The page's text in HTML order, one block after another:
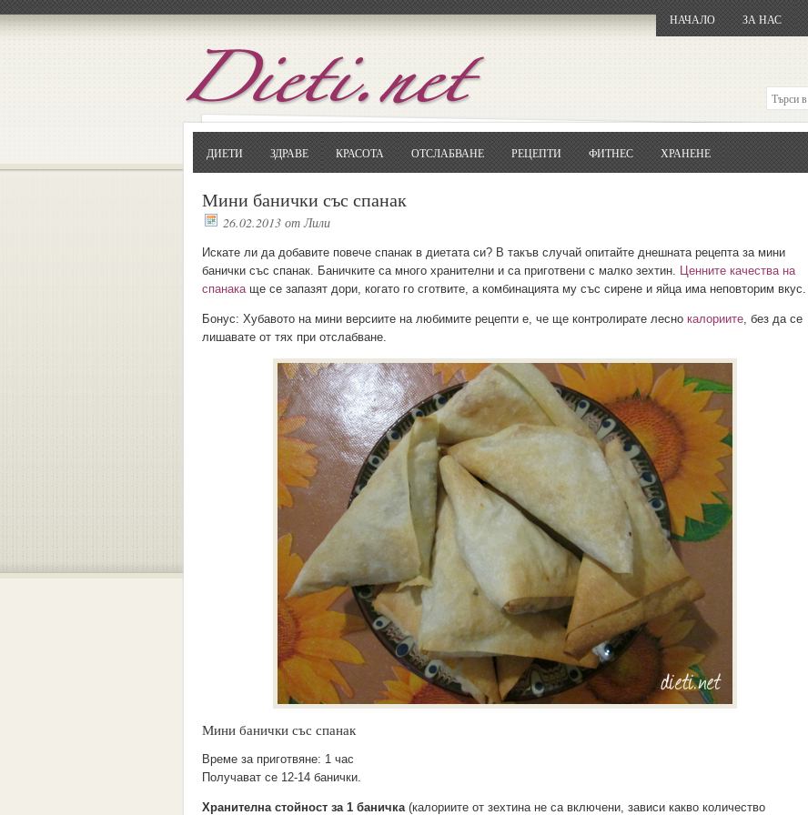
НАЧАЛО ЗА НАС
ДИЕТИ ЗДРАВЕ КРАСОТА ОТСЛАБВАНЕ РЕЦЕПТИ ФИТНЕС ХРАНЕНЕ
Мини банички със спанак
26.02.2013 отЛили
Искате ли да добавите повече спанак в диетата си? В такъв случай опитайте днешната рецепта за мини
банички със спанак. Баничките са много хранителни и са приготвени с малко зехтин. Ценните качества на
спанакаще се запазят дори, когато го сготвите, а комбинацията му със сирене и яйца има неповторим вкус.
Бонус: Хубавото на мини версиите на любимите рецепти е, че ще контролирате лесно калориите, без да се
лишавате от тях при отслабване.
Мини банички със спанак
Време за приготвяне: 1 час
Получават се 12-14 банички.
Хранителна стойност за 1 баничка(калориите от зехтина не са включени, зависи какво количество
ОтворетеGoogle.bg
... и я въведете в полето:
Сваляне